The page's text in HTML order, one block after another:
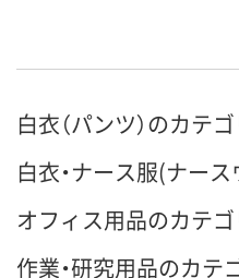
お届け日 8月24日（月）
数量
カゴへ
白衣（パンツ）のカテ
白衣・ナース服(ナー
オフィス用品のカテ
作業・研究用品のカテ